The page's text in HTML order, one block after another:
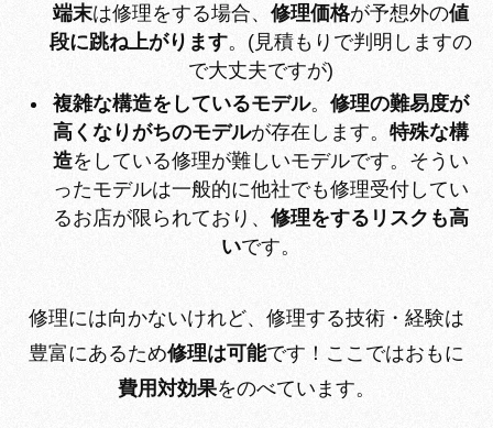
端末は修理をする場合、修理価格が予想外の値
段に跳ね上がります。(見積もりで判明しますの
で大丈夫ですが)
複雑な構造をしているモデル。修理の難易度が
高くなりがちのモデルが存在します。特殊な構
造をしている修理が難しいモデルです。そうい
ったモデルは一般的に他社でも修理受付してい
るお店が限られており、修理をするリスクも高
いです。
修理には向かないけれど、修理する技術・経験は
豊富にあるため修理は可能です！ここではおもに
費用対効果をのべています。